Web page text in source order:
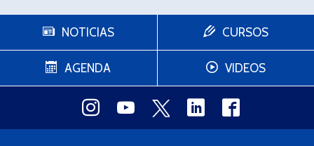
NOTICIAS
AGENDA
CURSOS
VIDEOS